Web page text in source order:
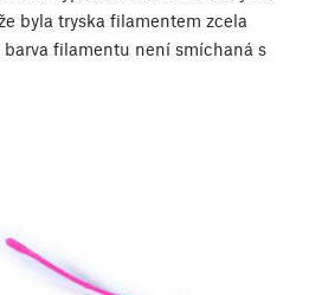
byla tryska filamentem zcela
filamentu není smíchaná s